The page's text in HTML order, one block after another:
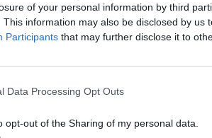
of your personal information by third
This information may also be disclosed by us
Participants that may further disclose it to
Data Processing Opt Outs
opt-out of the Sharing of my personal data.
a lágyabb, dallamosabb
tudomásul, elsősorban a
főtéren zenéljenek. A
lemondta a